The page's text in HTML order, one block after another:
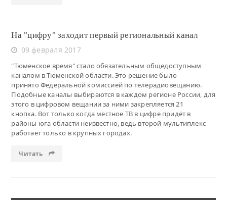
На "цифру" заходит первый региональный канал
09 февраля 2017
"Тюменское время" стало обязательным общедоступным
каналом в Тюменской области. Это решение было
принято Федеральной комиссией по телерадиовещанию.
Подобные каналы выбираются в каждом регионе России, для
этого в цифровом вещании за ними закрепляется 21
кнопка. Вот только когда местное ТВ в цифре придёт в
районы юга области неизвестно, ведь второй мультиплекс
работает только в крупных городах.
Читать